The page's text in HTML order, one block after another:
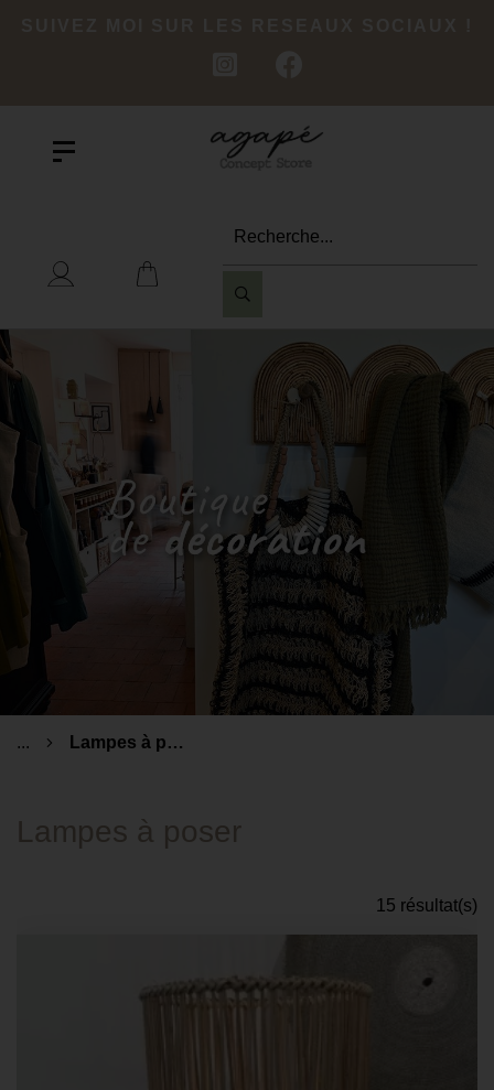
Recherche...
... Lampes à poser
Lampes à poser
15 résultat(s)